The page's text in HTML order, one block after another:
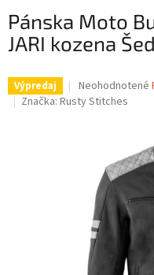
Pánska Moto
JARI kozena
Výpredaj
Priemerné
hodnotenie
hviezdičiek.
Neohodnotené
Značka: Rusty Stitches